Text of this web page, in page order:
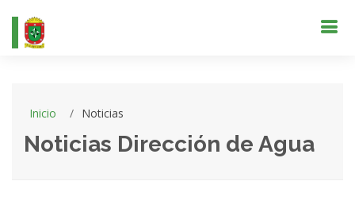
Inicio Noticias
Noticias Dirección de Agua